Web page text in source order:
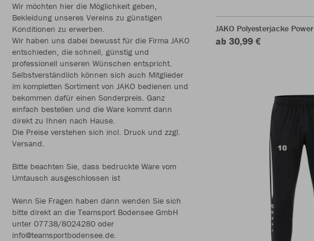
Wir möchten hier die Möglichkeit geben,
Bekleidung unseres Vereins zu günstigen
Konditionen zu erwerben.
Wir haben uns dabei bewusst für die Firma JAKO
entschieden, die schnell, günstig und
professionell unseren Wünschen entspricht.
Selbstverständlich können sich auch Mitglieder
im kompletten Sortiment von JAKO bedienen und
bekommen dafür einen Sonderpreis. Ganz
einfach bestellen und die Ware kommt dann
direkt zu Ihnen nach Hause.
Die Preise verstehen sich incl. Druck und zzgl.
Versand.
Bitte beachten Sie, dass bedruckte Ware vom
Umtausch ausgeschlossen ist
Wenn Sie Fragen haben dann wenden Sie sich
bitte direkt an die Teamsport Bodensee GmbH
unter 07738/8024280 oder
info@teamsportbodensee.de.
JAKO Polyesterjacke Power
ab 30,99 €